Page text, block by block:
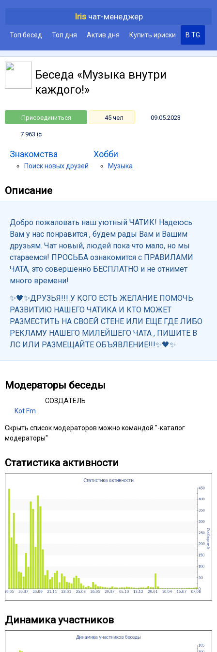
Irisчат-менеджер
Топ бесед Топ дня Актив дня Купить ириски В TG
Беседа «Музыка внутри
каждого!»
Присоединиться 45 чел 09.05.2023
7 963 i¢
Знакомства
Поиск новых друзей
Хобби
Музыка
Описание
Добро пожаловать наш уютный ЧАТИК! Надеюсь
Вам у нас понравится , будем рады Вам и Вашим
друзьям. Чат новый, людей пока что мало, но мы
стараемся! ПРОСЬБА ознакомится с ПРАВИЛАМИ
ЧАТА, это совершенно БЕСПЛАТНО и не отнимет
много времени!
✨🖤✨ДРУЗЬЯ!!! У КОГО ЕСТЬ ЖЕЛАНИЕ ПОМОЧЬ
РАЗВИТИЮ НАШЕГО ЧАТИКА И КТО МОЖЕТ
РАЗМЕСТИТЬ НА СВОЕЙ СТЕНЕ ИЛИ ЕЩЕ ГДЕ ЛИБО
РЕКЛАМУ НАШЕГО МИЛЕЙШЕГО ЧАТА , ПИШИТЕ В
ЛС ИЛИ РАЗМЕЩАЙТЕ ОБЪЯВЛЕНИЕ!!!✨🖤✨
Модераторы беседы
СОЗДАТЕЛЬ
Kot Fm
Скрыть список модераторов можно командой "-каталог
модераторы"
Статистика активности
Динамика участников